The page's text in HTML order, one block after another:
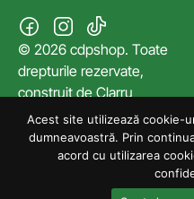
© 2026 cdpshop. Toate
drepturile rezervate,
construit deClarru
Acest site utilizează cookie-
dumneavoastră. Prin
acord cu utilizarea